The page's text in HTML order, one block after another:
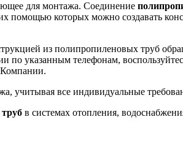
для монтажа. Соединение
помощью которых можно создавать
из полипропиленовых труб
по указанным телефонам,
Компании.
учитывая все индивидуальные
в системах отопления,